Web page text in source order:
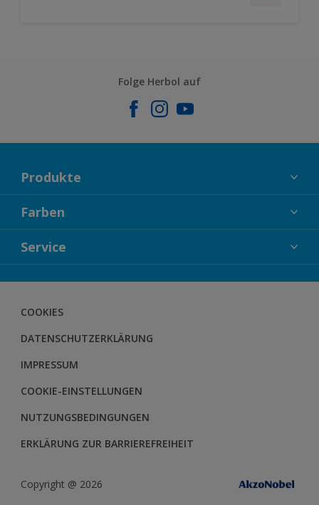
Folge Herbol auf
Produkte
FASSADENFARBEN
INNENFARBEN
LACKE
BODENSYSTEM
Farben
KOLLEKTIONEN
FARBTRENDS
FARBBERATUNG
Service
HERBOL WERBEMITTELSHOP
SCHULUNGEN
COOKIES
DATENSCHUTZERKLÄRUNG
IMPRESSUM
COOKIE-EINSTELLUNGEN
NUTZUNGSBEDINGUNGEN
ERKLÄRUNG ZUR BARRIEREFREIHEIT
Copyright @ 2026